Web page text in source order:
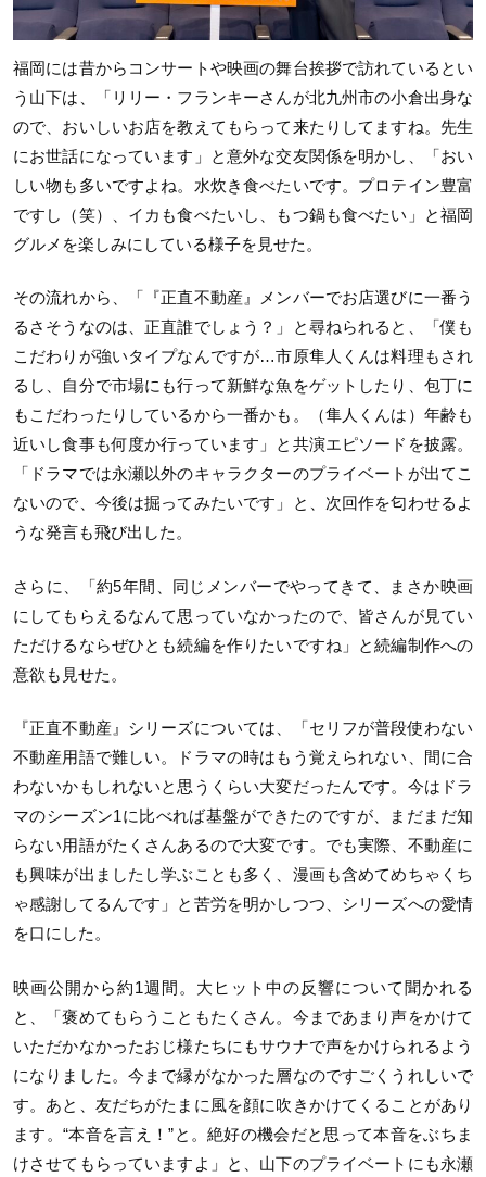
福岡には昔からコンサートや映画の舞台挨拶で訪れているとい
う山下は、「リリー・フランキーさんが北九州市の小倉出身な
ので、おいしいお店を教えてもらって来たりしてますね。先生
にお世話になっています」と意外な交友関係を明かし、「おい
しい物も多いですよね。水炊き食べたいです。プロテイン豊富
ですし（笑）、イカも食べたいし、もつ鍋も食べたい」と福岡
グルメを楽しみにしている様子を見せた。
その流れから、「『正直不動産』メンバーでお店選びに一番う
るさそうなのは、正直誰でしょう？」と尋ねられると、「僕も
こだわりが強いタイプなんですが…市原隼人くんは料理もされ
るし、自分で市場にも行って新鮮な魚をゲットしたり、包丁に
もこだわったりしているから一番かも。（隼人くんは）年齢も
近いし食事も何度か行っています」と共演エピソードを披露。
「ドラマでは永瀬以外のキャラクターのプライベートが出てこ
ないので、今後は掘ってみたいです」と、次回作を匂わせるよ
うな発言も飛び出した。
さらに、「約5年間、同じメンバーでやってきて、まさか映画
にしてもらえるなんて思っていなかったので、皆さんが見てい
ただけるならぜひとも続編を作りたいですね」と続編制作への
意欲も見せた。
『正直不動産』シリーズについては、「セリフが普段使わない
不動産用語で難しい。ドラマの時はもう覚えられない、間に合
わないかもしれないと思うくらい大変だったんです。今はドラ
マのシーズン1に比べれば基盤ができたのですが、まだまだ知
らない用語がたくさんあるので大変です。でも実際、不動産に
も興味が出ましたし学ぶことも多く、漫画も含めてめちゃくち
ゃ感謝してるんです」と苦労を明かしつつ、シリーズへの愛情
を口にした。
映画公開から約1週間。大ヒット中の反響について聞かれる
と、「褒めてもらうこともたくさん。今まであまり声をかけて
いただかなかったおじ様たちにもサウナで声をかけられるよう
になりました。今まで縁がなかった層なのですごくうれしいで
す。あと、友だちがたまに風を顔に吹きかけてくることがあり
ます。“本音を言え！”と。絶好の機会だと思って本音をぶちま
けさせてもらっていますよ」と、山下のプライベートにも永瀬